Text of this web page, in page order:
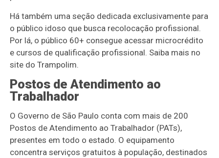
Há também uma seção dedicada exclusivamente para
o público idoso que busca recolocação profissional.
Por lá, o público 60+ consegue acessar microcrédito
e cursos de qualificação profissional. Saiba mais no
site do Trampolim.
Postos de Atendimento ao
Trabalhador
O Governo de São Paulo conta com mais de 200
Postos de Atendimento ao Trabalhador (PATs),
presentes em todo o estado. O equipamento
concentra serviços gratuitos à população, destinados